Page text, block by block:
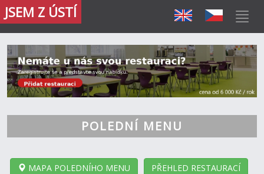
JSEM Z ÚSTÍ
POLEDNÍ MENU
MAPA POLEDNÍHO MENU PŘEHLED RESTAURACÍ